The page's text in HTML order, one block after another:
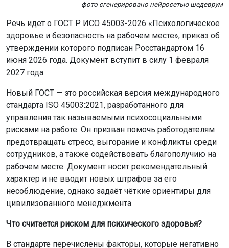
фото сгенерировано нейросетью шедеврум
Речь идёт о ГОСТ Р ИСО 45003-2026 «Психологическое
здоровье и безопасность на рабочем месте», приказ об
утверждении которого подписан Росстандартом 16
июня 2026 года. Документ вступит в силу 1 февраля
2027 года.
Новый ГОСТ — это российская версия международного
стандарта ISO 45003:2021, разработанного для
управления так называемыми психосоциальными
рисками на работе. Он призван помочь работодателям
предотвращать стресс, выгорание и конфликты среди
сотрудников, а также содействовать благополучию на
рабочем месте. Документ носит рекомендательный
характер и не вводит новых штрафов за его
несоблюдение, однако задаёт чёткие ориентиры для
цивилизованного менеджмента.
Что считается риском для психического здоровья?
В стандарте перечислены факторы, которые негативно